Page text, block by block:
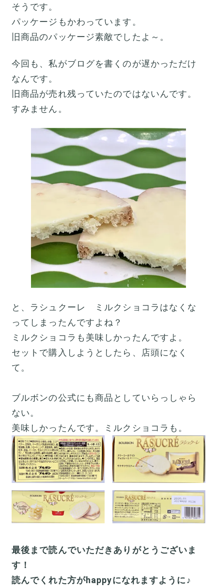
そうです。
パッケージもかわっています。
旧商品のパッケージ素敵でしたよ～。
今回も、私がブログを書くのが遅かっただけ
なんです。
旧商品が売れ残っていたのではないんです。
すみません。
と、ラシュクーレ ミルクショコラはなくな
ってしまったんですよね？
ミルクショコラも美味しかったんですよ。
セットで購入しようとしたら、店頭になく
て。
ブルボンの公式にも商品としていらっしゃら
ない。
美味しかったんです。ミルクショコラも。
最後まで読んでいただきありがとうございま
す！
読んでくれた方がhappyになれますように♪